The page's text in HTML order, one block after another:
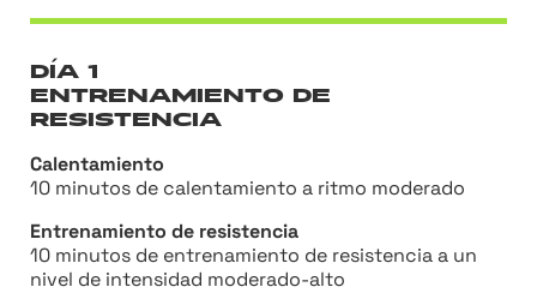
DÍA 1
ENTRENAMIENTO DE
RESISTENCIA
Calentamiento
10 minutos de calentamiento a ritmo moderado
Entrenamiento de resistencia
10 minutos de entrenamiento de resistencia a un
nivel de intensidad moderado-alto